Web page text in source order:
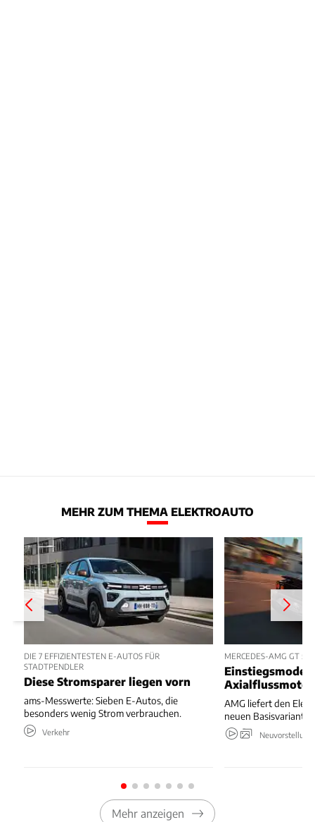
MEHR ZUM THEMA ELEKTROAUTO
DIE 7 EFFIZIENTESTEN E-AUTOS FÜR
STADTPENDLER
Diese Stromsparer liegen vorn
ams-Messwerte: Sieben E-Autos, die
besonders wenig Strom verbrauchen.
Verkehr
MERCEDES-AMG GT 53
Einstiegsmodell
AMG liefert den
neuen Basisvariante.
Mehr anzeigen